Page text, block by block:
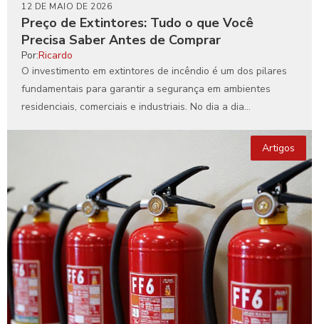
Preço de Extintores: Tudo o que Você
Precisa Saber Antes de Comprar
12 DE MAIO DE 2026
Por:Ricardo
O investimento em extintores de incêndio é um dos pilares
fundamentais para garantir a segurança em ambientes
residenciais, comerciais e industriais. No dia a dia...
Artigos